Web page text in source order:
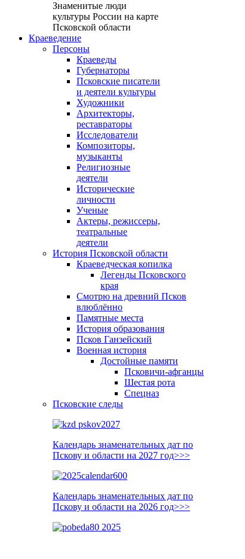
Знаменитые люди
культуры России на карте
Псковской области
Краеведение
Персоны
Краеведы
Губернаторы
Псковские писатели
и деятели культуры
Художники
Архитекторы,
реставраторы
Исследователи
Композиторы,
музыканты
Религиозные
деятели
Исторические
личности
Ученые
Актеры, режиссеры,
театральные
деятели
История Псковской области
Краеведческая копилка
Легенды Псковского
края
Смотрю на древний Псков
влюблённо
Памятные места
История образования
Псков Ганзейский
Военная история
Достойные памяти
Псковичи-афганцы
Шестая рота
Спецназ
Псковские следы
Календарь знаменательных дат по
Пскову и области на 2027 год>>>
Календарь знаменательных дат по
Пскову и области на 2026 год>>>